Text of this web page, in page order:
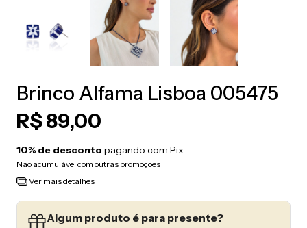
Brinco Alfama Lisboa 005475
R$ 89,00
10% de desconto pagando com Pix
Não acumulável com outras promoções
Ver mais detalhes
Algum produto é para presente?